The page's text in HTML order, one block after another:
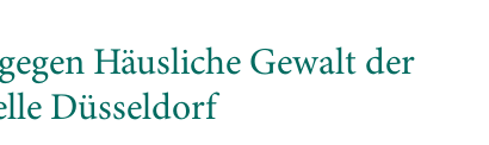
Häusliche Gewalt der
Düsseldorf